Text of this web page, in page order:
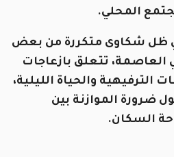
المحلي.
ظل شكاوى متكررة من بعض
تتعلق بازعاجات
الترفيهية والحياة الليلية،
ضرورة الموازنة بين
السكان.